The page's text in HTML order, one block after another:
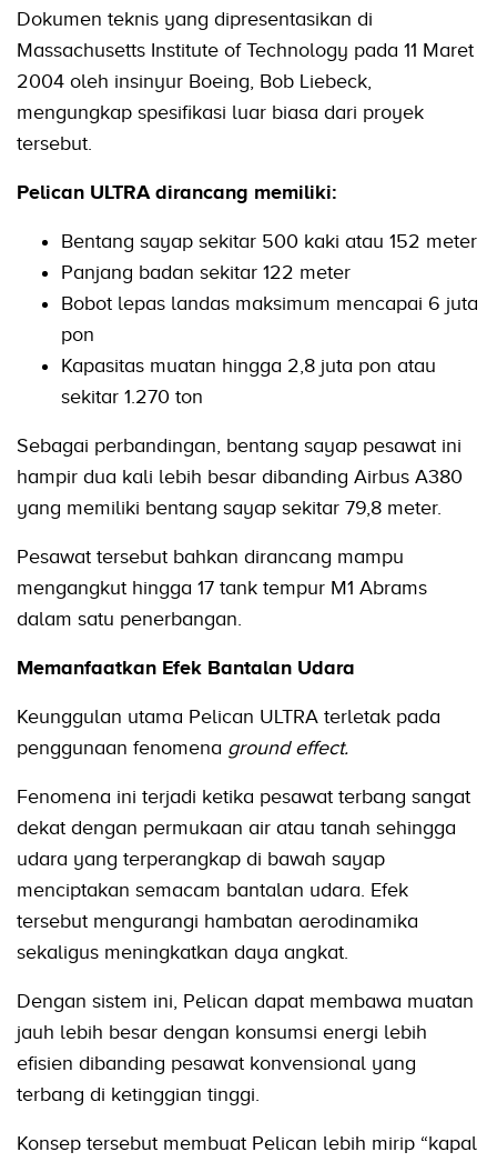
Dokumen teknis yang dipresentasikan di
Massachusetts Institute of Technology pada 11 Maret
2004 oleh insinyur Boeing, Bob Liebeck,
mengungkap spesifikasi luar biasa dari proyek
tersebut.
Pelican ULTRA dirancang memiliki:
Bentang sayap sekitar 500 kaki atau 152 meter
Panjang badan sekitar 122 meter
Bobot lepas landas maksimum mencapai 6 juta
pon
Kapasitas muatan hingga 2,8 juta pon atau
sekitar 1.270 ton
Sebagai perbandingan, bentang sayap pesawat ini
hampir dua kali lebih besar dibanding Airbus A380
yang memiliki bentang sayap sekitar 79,8 meter.
Pesawat tersebut bahkan dirancang mampu
mengangkut hingga 17 tank tempur M1 Abrams
dalam satu penerbangan.
Memanfaatkan Efek Bantalan Udara
Keunggulan utama Pelican ULTRA terletak pada
penggunaan fenomena ground effect.
Fenomena ini terjadi ketika pesawat terbang sangat
dekat dengan permukaan air atau tanah sehingga
udara yang terperangkap di bawah sayap
menciptakan semacam bantalan udara. Efek
tersebut mengurangi hambatan aerodinamika
sekaligus meningkatkan daya angkat.
Dengan sistem ini, Pelican dapat membawa muatan
jauh lebih besar dengan konsumsi energi lebih
efisien dibanding pesawat konvensional yang
terbang di ketinggian tinggi.
Konsep tersebut membuat Pelican lebih mirip “kapal